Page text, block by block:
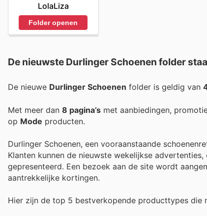
LolaLiza
Folder openen
De nieuwste Durlinger Schoenen folder
De nieuwe Durlinger Schoenen folder is geldig van
Met meer dan 8 pagina’s met aanbiedingen,
op Mode producten.
Durlinger Schoenen, een vooraanstaande
Klanten kunnen de nieuwste wekelijkse
gepresenteerd. Een bezoek aan de site wordt
aantrekkelijke kortingen.
Hier zijn de top 5 bestverkopende producttypes die